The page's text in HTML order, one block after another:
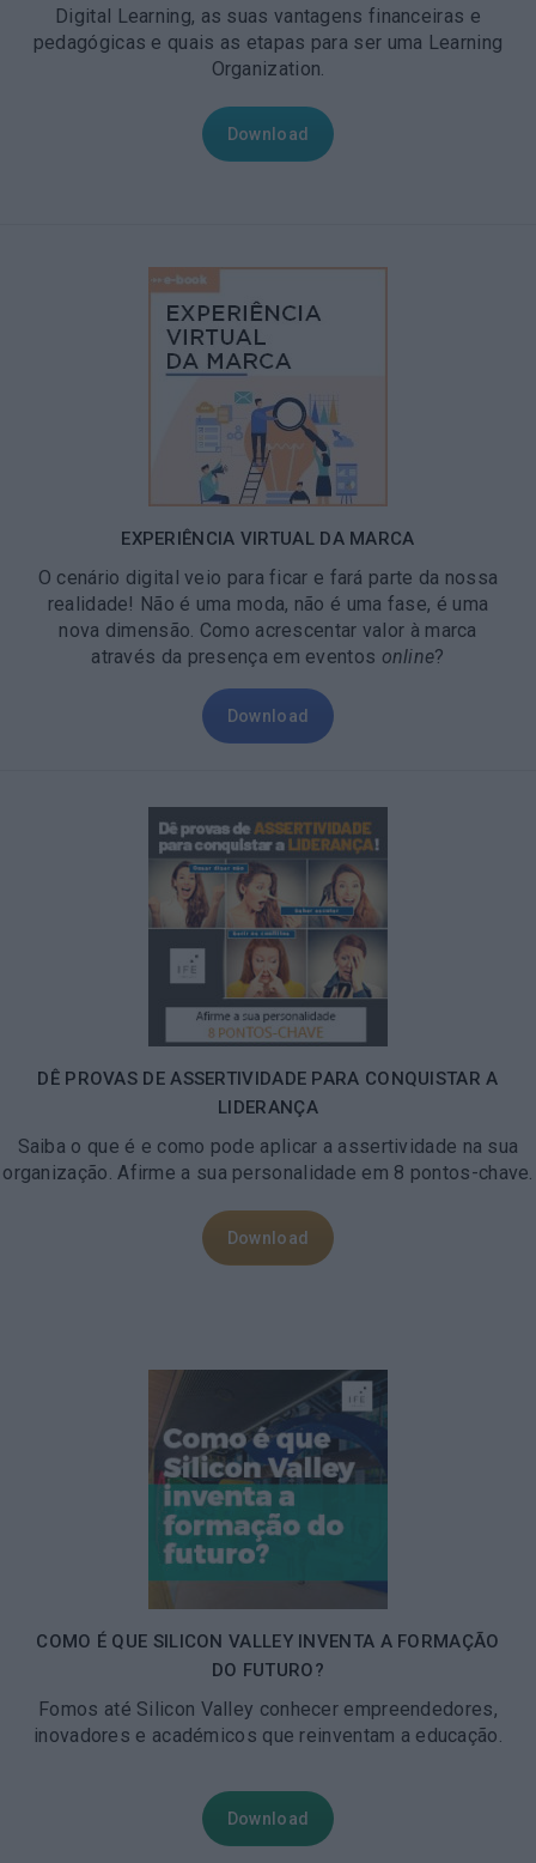
Digital Learning, as suas vantagens financeiras e
pedagógicas e quais as etapas para ser uma Learning
Organization.
Download
EXPERIÊNCIA VIRTUAL DA MARCA
O cenário digital veio para ficar e fará parte da nossa
realidade! Não é uma moda, não é uma fase, é uma
nova dimensão. Como acrescentar valor à marca
através da presença em eventos online?
Download
DÊ PROVAS DE ASSERTIVIDADE PARA CONQUISTAR A
LIDERANÇA
Saiba o que é e como pode aplicar a assertividade na sua
organização. Afirme a sua personalidade em 8 pontos-chave.
Download
COMO É QUE SILICON VALLEY INVENTA A FORMAÇÃO
DO FUTURO?
Fomos até Silicon Valley conhecer empreendedores,
inovadores e académicos que reinventam a educação.
Download